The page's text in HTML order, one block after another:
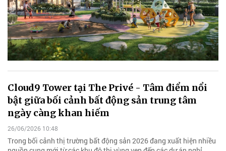
Cloud9 Tower tại The Privé - Tâm điểm nổi
bật giữa bối cảnh bất động sản trung tâm
ngày càng khan hiếm
26/06/2026 10:48
Trong bối cảnh thị trường bất động sản 2026 đang xuất hiện nhiều